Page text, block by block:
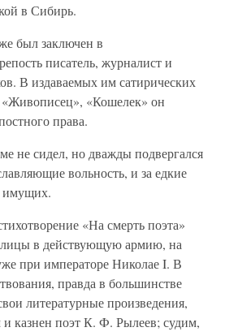
в Сибирь.
был заключен в
писатель, журналист и
В издаваемых им сатирических
«Кошелек» он
права.
не сидел, но дважды подвергался
вольность, и за едкие
имущих.
«На смерть поэта»
в действующую армию, на
при императоре Николае I. В
правда в большинстве
литературные произведения,
и казнен поэт К. Ф. Рылеев; судим,